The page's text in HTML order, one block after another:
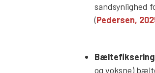
sandsynlighed
(Pedersen,
Bæltefiksering
og voksne)